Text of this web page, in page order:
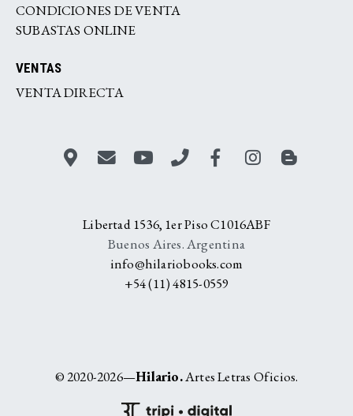
CONDICIONES DE VENTA
SUBASTAS ONLINE
VENTAS
VENTA DIRECTA
Libertad 1536, 1er Piso C1016ABF
Buenos Aires. Argentina
info@hilariobooks.com
+54 (11) 4815-0559
© 2020-2026—Hilario.Artes Letras Oficios.